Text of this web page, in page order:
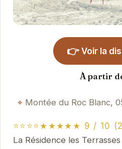
👉 Voir la
À partir
Montée du Roc Blanc,
⭐⭐⭐⭐★★★★★ 9 / 10
La Résidence les